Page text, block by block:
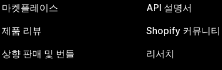
마켓플레이스
제품 리뷰
상향 판매 및 번들
API 설명서
Shopify 커뮤니티
리서치